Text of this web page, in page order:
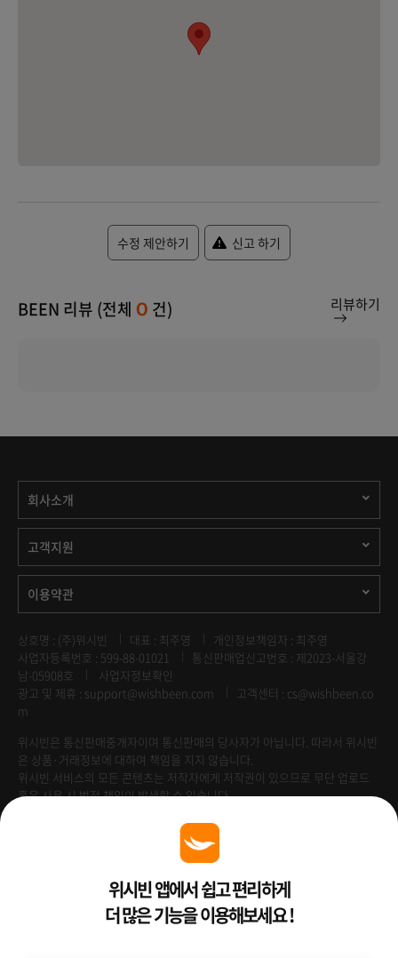
수정 제안하기 신고 하기
BEEN 리뷰 (전체 0 건) 리뷰하기
회사소개
고객지원
이용약관
상호명 : (주)위시빈 대표 : 최주영
개인정보책임자 : 최주영
사업자등록번호 : 599-88-01021
통신판매업신고번호 : 제2023-서울강
남-05908호
사업자정보확인
광고 및 제휴 : support@wishbeen.com
고객센터 : cs@wishbeen.co
m
위시빈은 통신판매중개자이며 통신판매의 당사자가 아닙니다. 따라서 위시빈
은 상품·거래정보에 대하여 책임을 지지 않습니다.
위시빈 서비스의 모든 콘텐츠는 저작자에게 저작권이 있으므로 무단 업로드
혹은 사용 시 법적 책임이 발생할 수 있습니다.
Venture Enterprise위시빈 앱에서 쉽고 편리하게
더 많은 기능을 이용해보세요 !